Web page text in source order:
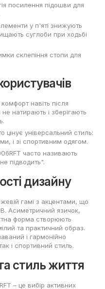
посилення підошви для
у п'яті знижують
суглоби при ходьбі
склепіння стопи для
навіть після
натирають і зберігають
цінує універсальний стиль:
і зі спортивним одягом.
часто називають
підводить".
дизайну
гамі з акцентами, що
Асиметричний язичок,
форма створюють
та практичний образ.
і гармонійно
і спортивний стиль.
стиль життя
– це вибір активних